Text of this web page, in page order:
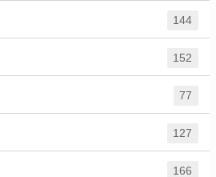
144
152
77
127
166